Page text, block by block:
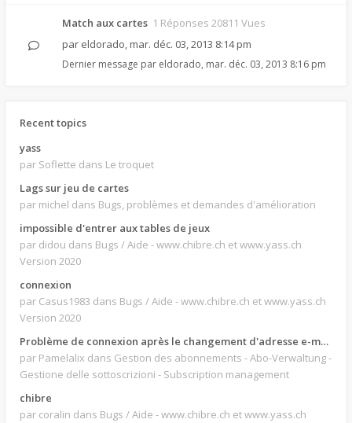
Match aux cartes 1 Réponses 20811 Vues
par eldorado, mar. déc. 03, 2013 8:14 pm
Dernier message par eldorado, mar. déc. 03, 2013 8:16 pm
Recent topics
yass
par Soflette dans Le troquet
Lags sur jeu de cartes
par michel dans Bugs, problèmes et demandes d'amélioration
impossible d'entrer aux tables de jeux
par didou dans Bugs / Aide - www.chibre.ch et www.yass.ch
Version 2020
connexion
par Casus1983 dans Bugs / Aide - www.chibre.ch et www.yass.ch
Version 2020
Problème de connexion après le changement d'adresse e-mail.
par Pamelalix dans Gestion des abonnements - Abo-Verwaltung -
Gestione delle sottoscrizioni - Subscription management
chibre
par coralin dans Bugs / Aide - www.chibre.ch et www.yass.ch